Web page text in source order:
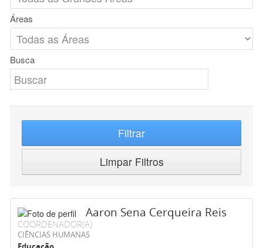
Áreas
Busca
Filtrar
Limpar Filtros
Aaron Sena Cerqueira Reis
COORDENADOR(A)
CIÊNCIAS HUMANAS